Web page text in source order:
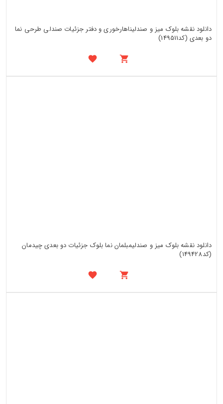
دانلود نقشه بلوک میز و صندلیناهارخوری و دفتر جزئیات صندلی طرحی نما
دو بعدی (کد149511)
دانلود نقشه بلوک میز و صندلیمبلمان نما بلوک جزئیات دو بعدی چیدمان
(کد149428)